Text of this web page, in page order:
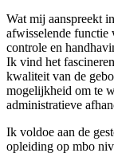
Wat mij aanspreekt
afwisselende
controle en
Ik vind het
kwaliteit van de
mogelijkheid om te
administratieve
Ik voldoe aan de
opleiding op mbo